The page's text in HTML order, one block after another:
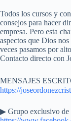
Todos los cursos y
consejos para hacer
empresa. Pero esta
aspectos que Dios
veces pasamos por
Contacto directo con
MENSAJES
https://
▶︎ Grupo exclusivo de